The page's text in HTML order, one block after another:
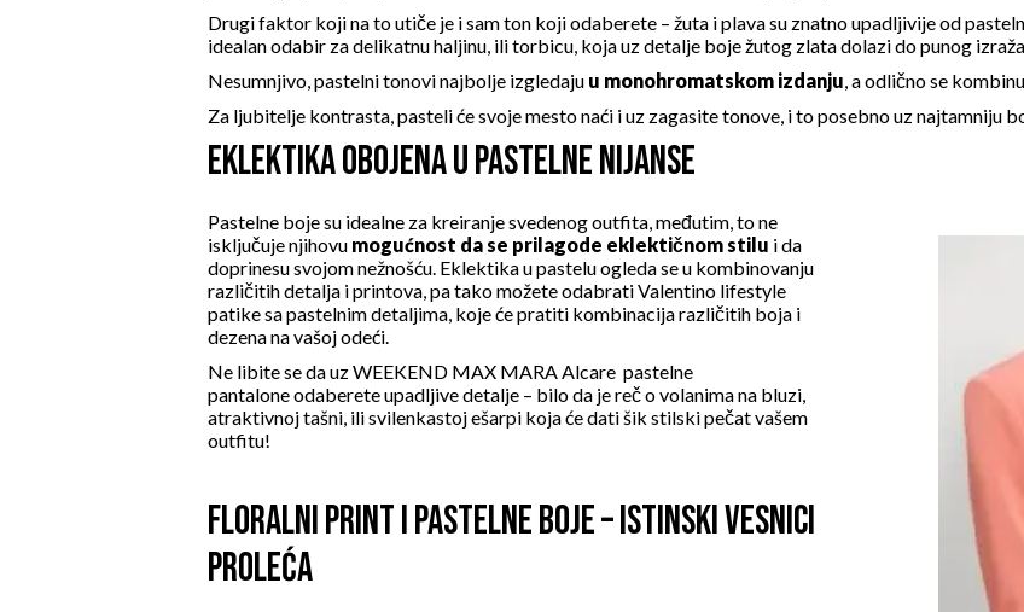
Drugi faktor koji na to utiče je i sam ton koji odaberete – žuta i plava su znatno upadljivije od
idealan odabir za delikatnu haljinu, ilitorbicu , koja uz detalje boje žutog zlata dolazi do punog
Nesumnjivo, pastelni tonovi najbolje izgledaju u monohromatskom izdanju , a odlično se
Za ljubitelje kontrasta, pasteli će svoje mesto naći i uz zagasite tonove, i to posebno uz najtamniju
EKLEKTIKA OBOJENA U PASTELNE NIJANSE
Pastelne boje su idealne za kreiranje svedenog outfita, međutim, to ne
isključuje njihovu mogućnost da se prilagode eklektičnom stilu i da
doprinesu svojom nežnošću. Eklektika u pastelu ogleda se u kombinovanju
različitih detalja i printova, pa tako možete odabratiValentino lifestyle
patike sa pastelnim detaljima , koje će pratiti kombinacija različitih boja i
dezena na vašoj odeći.
Ne libite se da uzWEEKEND MAX MARA Alcare pastelne
pantaloneodaberete upadljive detalje – bilo da je reč o volanima na bluzi,
atraktivnoj tašni, ili svilenkastoj ešarpi koja će dati šik stilski pečat vašem
outfitu!
FLORALNI PRINT I PASTELNE BOJE – ISTINSKI VESNICI
PROLEĆA